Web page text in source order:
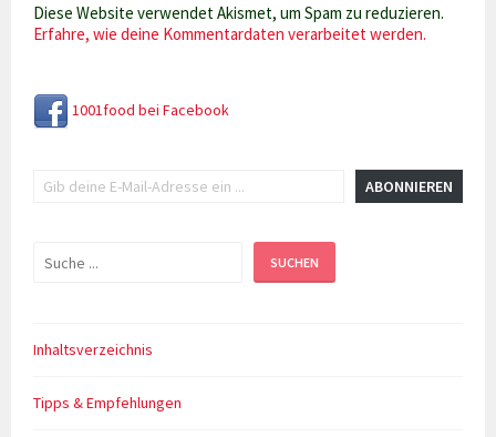
Diese Website verwendet Akismet, um Spam zu reduzieren.
Erfahre, wie deine Kommentardaten verarbeitet werden.
1001food bei Facebook
ABONNIEREN
Suchen SUCHEN
Inhaltsverzeichnis
Tipps & Empfehlungen